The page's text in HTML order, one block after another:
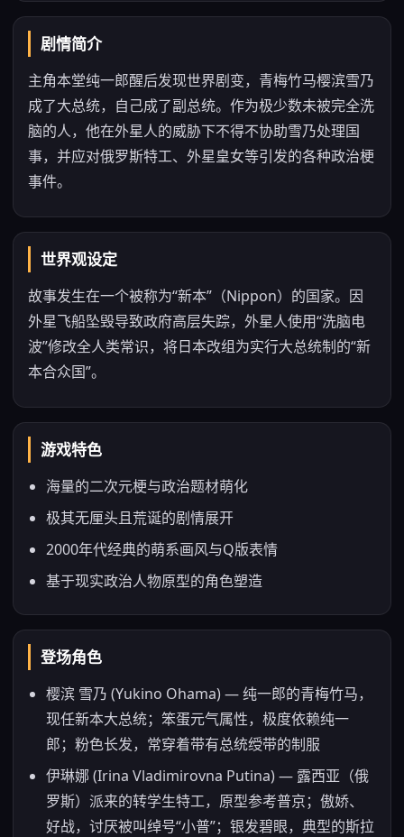
剧情简介
主角本堂纯一郎醒后发现世界剧变，青梅竹马樱滨雪乃
成了大总统，自己成了副总统。作为极少数未被完全洗
脑的人，他在外星人的威胁下不得不协助雪乃处理国
事，并应对俄罗斯特工、外星皇女等引发的各种政治梗
事件。
世界观设定
故事发生在一个被称为“新本”（Nippon）的国家。因
外星飞船坠毁导致政府高层失踪，外星人使用“洗脑电
波”修改全人类常识，将日本改组为实行大总统制的“新
本合众国”。
游戏特色
海量的二次元梗与政治题材萌化
极其无厘头且荒诞的剧情展开
2000年代经典的萌系画风与Q版表情
基于现实政治人物原型的角色塑造
登场角色
樱滨 雪乃 (Yukino Ohama) — 纯一郎的青梅竹马，
现任新本大总统；笨蛋元气属性，极度依赖纯一
郎；粉色长发，常穿着带有总统绶带的制服
伊琳娜 (Irina Vladimirovna Putina) — 露西亚（俄
罗斯）派来的转学生特工，原型参考普京；傲娇、
好战，讨厌被叫绰号“小普”；银发碧眼，典型的斯拉